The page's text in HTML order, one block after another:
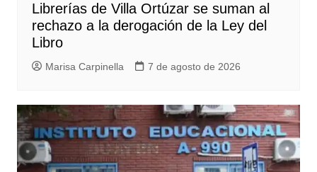
Librerías de Villa Ortúzar se suman al
rechazo a la derogación de la Ley del
Libro
Marisa Carpinella 7 de agosto de 2026